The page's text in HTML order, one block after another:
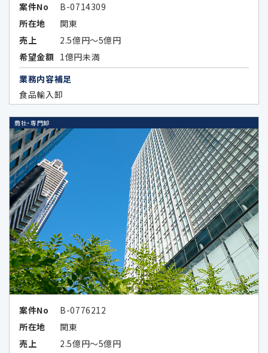
わせた広告情報等の表示、メールマガジ
ン等、各種ご案内のため
上記各目的に関連する市場分析、マーケ
ティングのため
データのハッシュ化等の加工、統計化の
方法等により特定の個人を識別できない
（統計データ）の作成のため、及び当該加
工したデータまたは統計データの第三者
提供のため
4.個人情報の第三者提供の制限
次の場合を除いてお客様の個人情報を第三者
に開示又は提供することはありません。
お客様ご本人が同意されている場合
法令などの定めにより開示が必要な場
合
案件No
B-0714309
所在地
関東
売上
2.5億円～5億円
希望金額 1億円未満
業務内容補足
食品輸入卸
商社・専門卸
案件No
B-0776212
所在地
関東
売上
2.5億円～5億円